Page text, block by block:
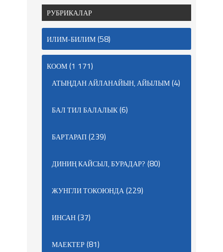
РУБРИКАЛАР
ИЛИМ-БИЛИМ(58)
КООМ(1 171)
АТЫҢДАН АЙЛАНАЙЫН, АЙЫЛЫМ(4)
БАЛ ТИЛ БАЛАЛЫК(6)
БАРТАРАП(239)
ДИНИҢ КАЙСЫЛ, БУРАДАР? (80)
ЖУНГЛИ ТОКОЮНДА(229)
ИНСАН(37)
МАЕКТЕР(81)